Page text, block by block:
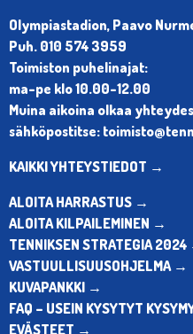
Olympiastadion, Paavo
Puh. 010 574 3959
Toimiston puhelinajat:
ma-pe klo 10.00-12.00
Muina aikoina olkaa
sähköpostitse:
KAIKKI YHTEYSTIEDOT →
ALOITA HARRASTUS →
ALOITA KILPAILEMINEN →
TENNIKSEN STRATEGIA
VASTUULLISUUSOHJELMA →
KUVAPANKKI →
FAQ – USEIN KYSYTYT
EVÄSTEET →